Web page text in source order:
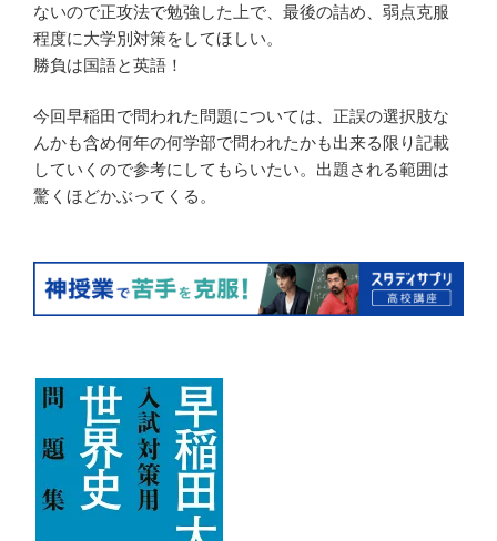
ないので正攻法で勉強した上で、最後の詰め、弱点克服
程度に大学別対策をしてほしい。
勝負は国語と英語！
今回早稲田で問われた問題については、正誤の選択肢な
んかも含め何年の何学部で問われたかも出来る限り記載
していくので参考にしてもらいたい。出題される範囲は
驚くほどかぶってくる。